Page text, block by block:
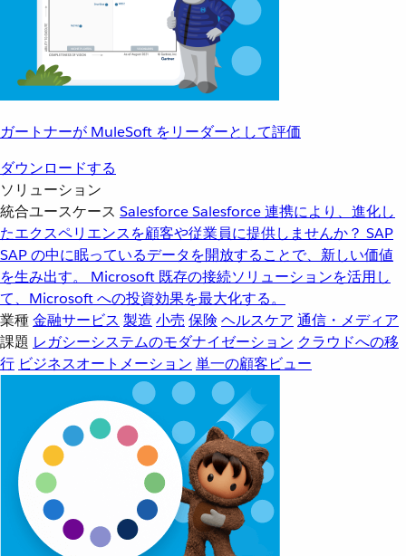
ガートナーが MuleSoft をリーダーとして評価
ダウンロードする
ソリューション
統合ユースケース SalesforceSalesforce 連携により、進化し
たエクスペリエンスを顧客や従業員に提供しませんか？ SAP
SAP の中に眠っているデータを開放することで、新しい価値
を生み出す。
Microsoft 既存の接続ソリューションを活用し
て、Microsoft への投資効果を最大化する。
業種金融サービス 製造 小売 保険 ヘルスケア 通信・メディア
課題 レガシーシステムのモダナイゼーション クラウドへの移
行 ビジネスオートメーション 単一の顧客ビュー